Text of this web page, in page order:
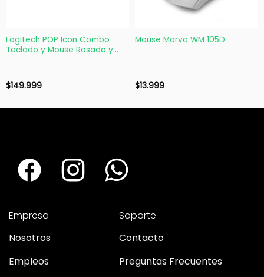
Logitech POP Icon Combo
Teclado y Mouse Rosado y
$149.999
Mouse Marvo WM 105D
$13.999
Empresa
Nosotros
Empleos
Soporte
Contacto
Preguntas Frecuentes